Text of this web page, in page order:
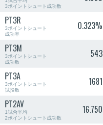
3ポイントシュート成功数
PT3R
3ポイントシュート
成功率
0.323%
PT3M
3ポイントシュート
成功数
543
PT3A
3ポイントシュート
試投数
1681
PT2AV
1試合平均
2ポイントシュート成功数
16.750